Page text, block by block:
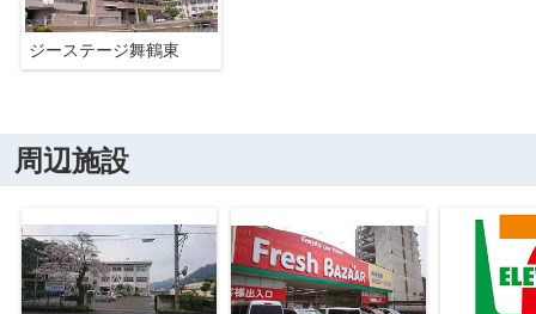
ジーステージ舞鶴東
周辺施設